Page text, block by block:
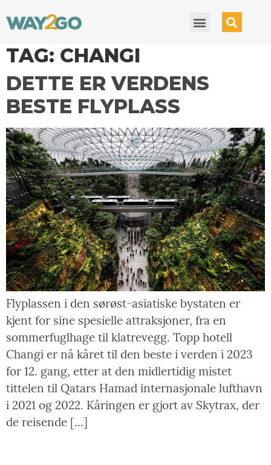
TAG: CHANGI
DETTE ER VERDENS
BESTE FLYPLASS
Flyplassen i den sørøst-asiatiske bystaten er
kjent for sine spesielle attraksjoner, fra en
sommerfuglhage til klatrevegg. Topp hotell
Changi er nå kåret til den beste i verden i 2023
for 12. gang, etter at den midlertidig mistet
tittelen til Qatars Hamad internasjonale lufthavn
i 2021 og 2022. Kåringen er gjort av Skytrax, der
de reisende […]